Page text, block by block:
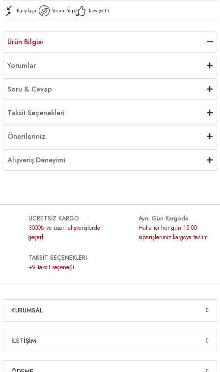
Karşılaştır Yorum Yap Tavsiye Et
Ürün Bilgisi
Yorumlar
Soru & Cevap
Taksit Seçenekleri
Önerileriniz
Alışveriş Deneyimi
ÜCRETSİZ KARGO
3000₺ ve üzeri alışverişlerde
geçerli
Aynı Gün Kargoda
Hafta içi her gün 15:00
siparişlerimiz kargoya teslim
TAKSİT SEÇENEKLERİ
+9 taksit seçeneği
KURUMSAL
İLETİŞİM